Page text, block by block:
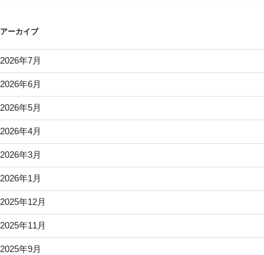
アーカイブ
2026年7月
2026年6月
2026年5月
2026年4月
2026年3月
2026年1月
2025年12月
2025年11月
2025年9月